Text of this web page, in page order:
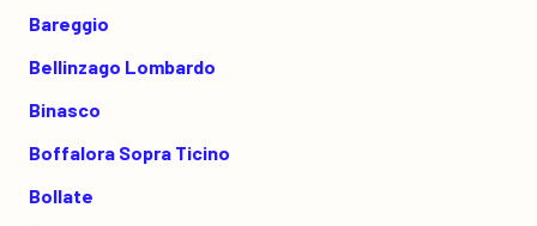
Bareggio
Bellinzago Lombardo
Binasco
Boffalora Sopra Ticino
Bollate